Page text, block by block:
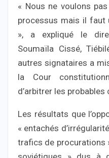
« Nous ne voulons
processus mais il faut
», a expliqué le
Soumaïla Cissé,
autres signataires a
la Cour
d’arbitrer les
Les résultats que
« entachés
trafics de procurations